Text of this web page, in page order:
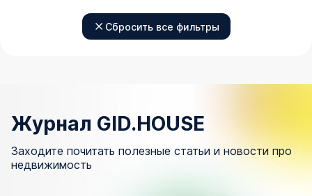
Сбросить все фильтры
Журнал GID.HOUSE
Заходите почитать полезные статьи и новости про
недвижимость